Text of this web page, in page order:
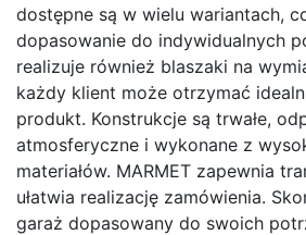
dostępne są w wielu wariantach,
dopasowanie do indywidualnych
realizuje również blaszaki na
każdy klient może otrzymać
produkt. Konstrukcje są trwałe,
atmosferyczne i wykonane z
materiałów. MARMET zapewnia
ułatwia realizację zamówienia.
garaż dopasowany do swoich